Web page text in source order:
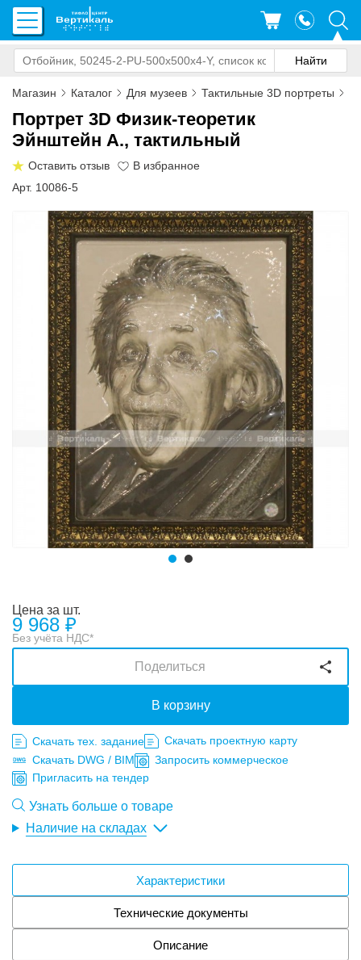
Магазин Каталог Для музеев Тактильные 3D портреты
Портрет 3D Физик-теоретик
Эйнштейн А., тактильный
Оставить отзыв
Арт. 10086-5
Цена за шт.
9 968 ₽
Без учёта НДС*
В корзину
Поделиться
Скачать тех. задание
Скачать проектную карту
Скачать DWG / BIM
Запросить коммерческое
Пригласить на тендер
Узнать больше о товаре
Наличие на складах
Характеристики
Технические документы
Описание